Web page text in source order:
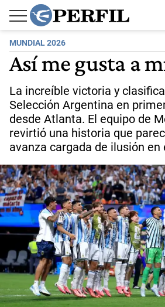
MUNDIAL 2026
Así me gusta a
La increíble victoria y
Selección Argentina en
desde Atlanta. El equipo de
revirtió una historia que
avanza cargada de ilusión en